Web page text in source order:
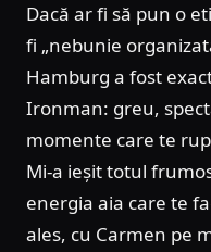
Dacă ar fi să pun o
fi „nebunie
Hamburg a fost
Ironman: greu,
momente care te
Mi-a ieșit totul
energia aia care te
ales, cu Carmen pe